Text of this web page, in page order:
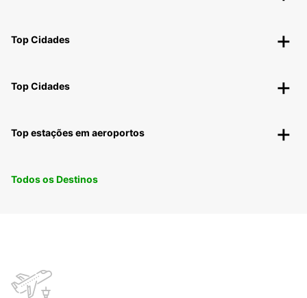
Top Cidades
Top Cidades
Top estações em aeroportos
Todos os Destinos